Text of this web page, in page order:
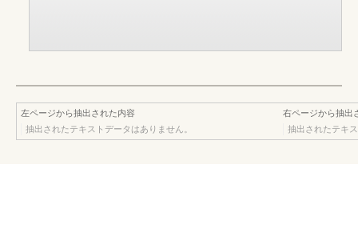
左ページから抽出された内容
抽出されたテキストデータはありません。
右ページから抽出
抽出されたテキ